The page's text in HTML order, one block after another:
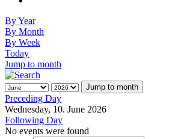
By Year
By Month
By Week
Today
Jump to month
Jump to month
Preceding Day
Wednesday, 10. June 2026
Following Day
No events were found